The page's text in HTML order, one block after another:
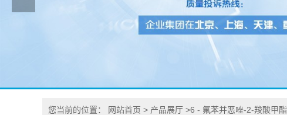
您当前的位置： 网站首页 > 产品展厅 >6 - 氟苯并恶唑-2-羧酸甲酯